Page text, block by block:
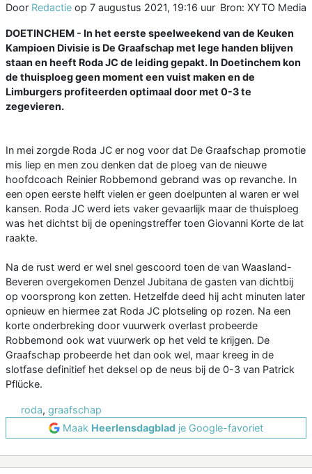
Door Redactie op 7 augustus 2021, 19:16 uur Bron: XYTO Media
DOETINCHEM - In het eerste speelweekend van de Keuken
Kampioen Divisie is De Graafschap met lege handen blijven
staan en heeft Roda JC de leiding gepakt. In Doetinchem kon
de thuisploeg geen moment een vuist maken en de
Limburgers profiteerden optimaal door met 0-3 te
zegevieren.
In mei zorgde Roda JC er nog voor dat De Graafschap promotie
mis liep en men zou denken dat de ploeg van de nieuwe
hoofdcoach Reinier Robbemond gebrand was op revanche. In
een open eerste helft vielen er geen doelpunten al waren er wel
kansen. Roda JC werd iets vaker gevaarlijk maar de thuisploeg
was het dichtst bij de openingstreffer toen Giovanni Korte de lat
raakte.
Na de rust werd er wel snel gescoord toen de van Waasland-
Beveren overgekomen Denzel Jubitana de gasten van dichtbij
op voorsprong kon zetten. Hetzelfde deed hij acht minuten later
opnieuw en hiermee zat Roda JC plotseling op rozen. Na een
korte onderbreking door vuurwerk overlast probeerde
Robbemond ook wat vuurwerk op het veld te krijgen. De
Graafschap probeerde het dan ook wel, maar kreeg in de
slotfase definitief het deksel op de neus bij de 0-3 van Patrick
Pflücke.
roda, graafschap
Maak Heerlensdagblad je Google-favoriet